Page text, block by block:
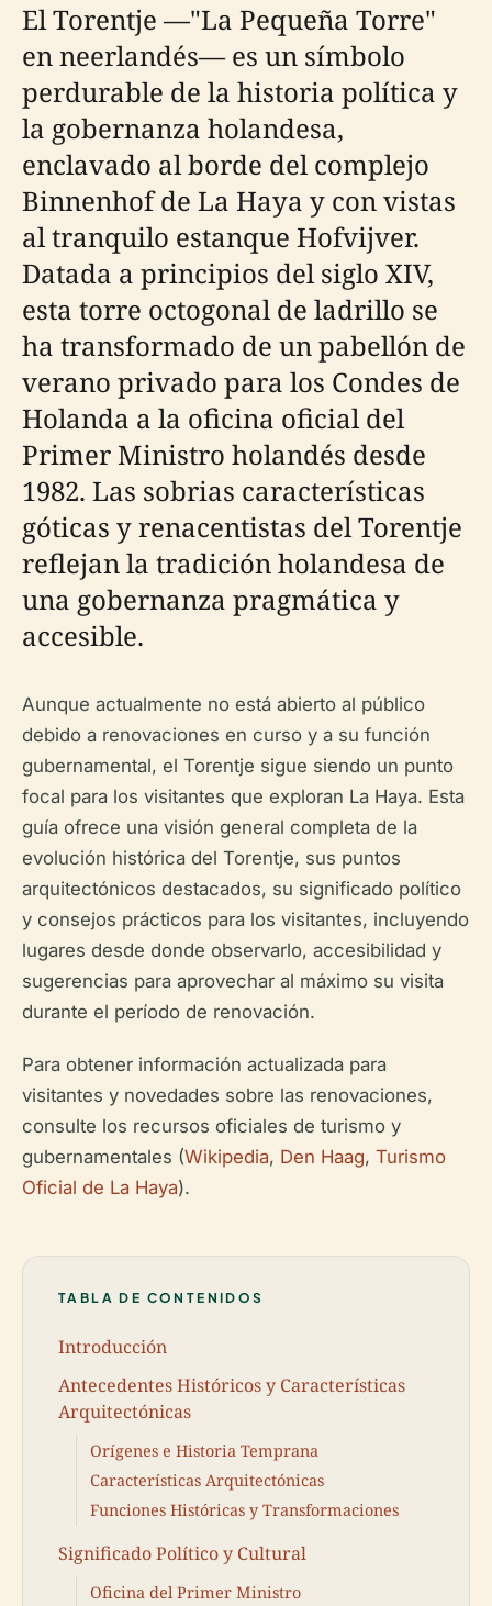
El Torentje —"La Pequeña Torre"
en neerlandés— es un símbolo
perdurable de la historia política y
la gobernanza holandesa,
enclavado al borde del complejo
Binnenhof de La Haya y con vistas
al tranquilo estanque Hofvijver.
Datada a principios del siglo XIV,
esta torre octogonal de ladrillo se
ha transformado de un pabellón de
verano privado para los Condes de
Holanda a la oficina oficial del
Primer Ministro holandés desde
1982. Las sobrias características
góticas y renacentistas del Torentje
reflejan la tradición holandesa de
una gobernanza pragmática y
accesible.
Aunque actualmente no está abierto al público
debido a renovaciones en curso y a su función
gubernamental, el Torentje sigue siendo un punto
focal para los visitantes que exploran La Haya. Esta
guía ofrece una visión general completa de la
evolución histórica del Torentje, sus puntos
arquitectónicos destacados, su significado político
y consejos prácticos para los visitantes, incluyendo
lugares desde donde observarlo, accesibilidad y
sugerencias para aprovechar al máximo su visita
durante el período de renovación.
Para obtener información actualizada para
visitantes y novedades sobre las renovaciones,
consulte los recursos oficiales de turismo y
gubernamentales (Wikipedia, Den Haag, Turismo
Oficial de La Haya).
TABLA DE CONTENIDOS
Introducción
Antecedentes Históricos y Características
Arquitectónicas
Orígenes e Historia Temprana
Características Arquitectónicas
Funciones Históricas y Transformaciones
Significado Político y Cultural
Oficina del Primer Ministro